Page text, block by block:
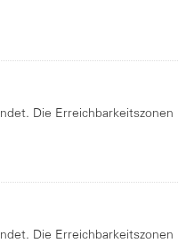
Die
Die